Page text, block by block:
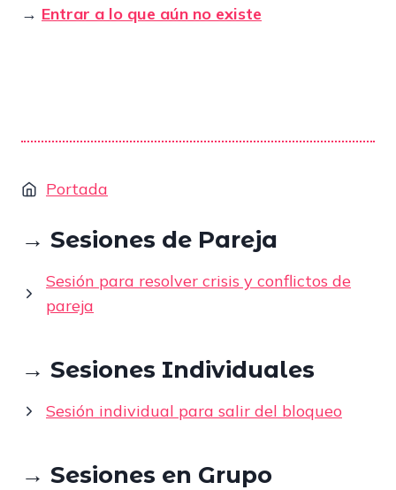
→ Entrar a lo que aún no existe
Portada
→ Sesiones de Pareja
Sesión para resolver crisis y conflictos de
pareja
→ Sesiones Individuales
Sesión individual para salir del bloqueo
→ Sesiones en Grupo